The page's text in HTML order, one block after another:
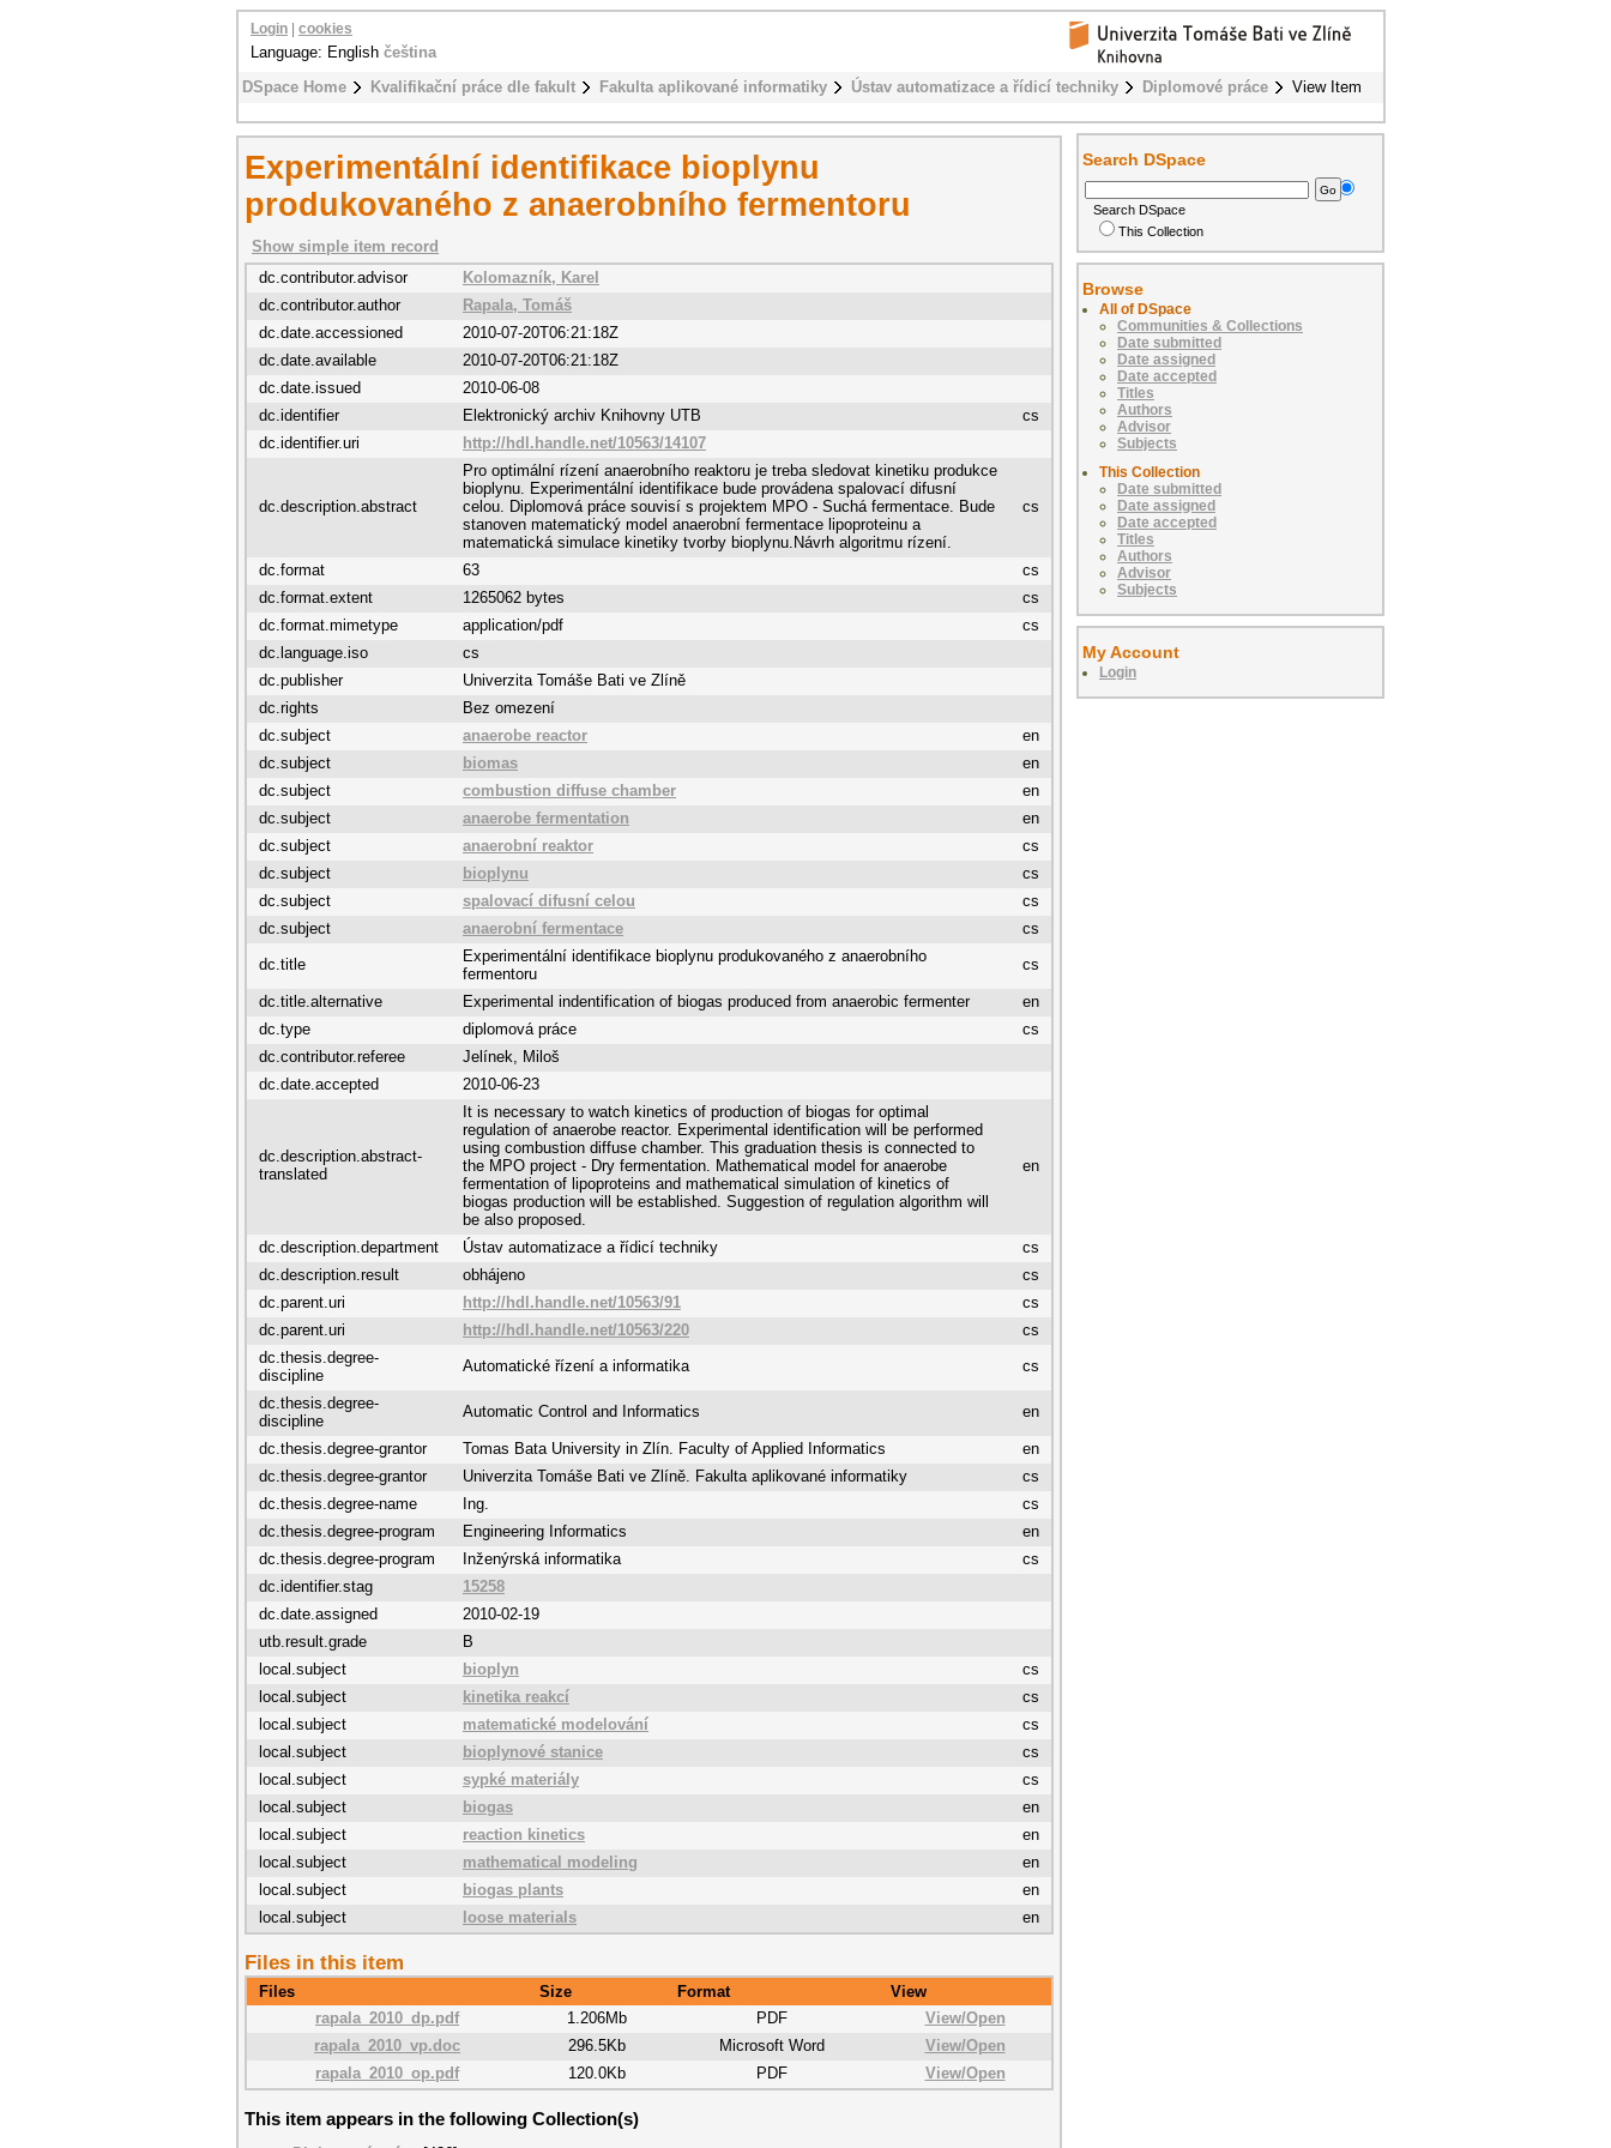
DSpace Home Kvalifikační práce dle fakult Fakulta aplikované informatiky Ústav automatizace a řídicí techniky Diplomové práce View Item
Login cookies
Language: English čeština
Experimentální identifikace bioplynu
produkovaného z anaerobního fermentoru
Show simple item record
dc.contributor.advisor
Kolomazník, Karel
dc.contributor.author
Rapala, Tomáš
dc.date.accessioned
2010-07-20T06:21:18Z
dc.date.available
2010-07-20T06:21:18Z
dc.date.issued
2010-06-08
dc.identifier
Elektronický archiv Knihovny UTB
cs
dc.identifier.uri
http://hdl.handle.net/10563/14107
dc.description.abstract
Pro optimální rízení anaerobního reaktoru je treba sledovat kinetiku produkce
bioplynu. Experimentální identifikace bude provádena spalovací difusní
celou. Diplomová práce souvisí s projektem MPO - Suchá fermentace. Bude
stanoven matematický model anaerobní fermentace lipoproteinu a
matematická simulace kinetiky tvorby bioplynu.Návrh algoritmu rízení.
cs
dc.format 63
cs
dc.format.extent
1265062 bytes
cs
dc.format.mimetype
application/pdf
cs
dc.language.iso
cs
dc.publisher
Univerzita Tomáše Bati ve Zlíně
dc.rights
Bez omezení
dc.subject
anaerobe reactor
en
dc.subject
biomas
en
dc.subject
combustion diffuse chamber
en
dc.subject
anaerobe fermentation
en
dc.subject
anaerobní reaktor
cs
dc.subject
bioplynu
cs
dc.subject
spalovací difusní celou
cs
dc.subject
anaerobní fermentace
cs
dc.title
Experimentální identifikace bioplynu produkovaného z anaerobního
fermentoru
cs
dc.title.alternative Experimental indentification of biogas produced from anaerobic fermenter
en
dc.type
diplomová práce
cs
dc.contributor.referee
Jelínek, Miloš
dc.date.accepted
2010-06-23
dc.description.abstract-
translated
It is necessary to watch kinetics of production of biogas for optimal
regulation of anaerobe reactor. Experimental identification will be performed
using combustion diffuse chamber. This graduation thesis is connected to
the MPO project - Dry fermentation. Mathematical model for anaerobe
fermentation of lipoproteins and mathematical simulation of kinetics of
biogas production will be established. Suggestion of regulation algorithm will
be also proposed.
en
dc.description.department Ústav automatizace a řídicí techniky
cs
dc.description.result
obhájeno
cs
dc.parent.uri
http://hdl.handle.net/10563/91
cs
dc.parent.uri
http://hdl.handle.net/10563/220
cs
dc.thesis.degree-
discipline
Automatické řízení a informatika cs
dc.thesis.degree-
discipline
Automatic Control and Informatics en
dc.thesis.degree-grantor Tomas Bata University in Zlín. Faculty of Applied Informatics
en
dc.thesis.degree-grantor
Univerzita Tomáše Bati ve Zlíně. Fakulta aplikované informatiky
cs
dc.thesis.degree-name
Ing.
cs
dc.thesis.degree-program
Engineering Informatics
en
dc.thesis.degree-program
Inženýrská informatika
cs
dc.identifier.stag
15258
dc.date.assigned
2010-02-19
utb.result.grade
B
local.subject
bioplyn
cs
local.subject
kinetika reakcí
cs
local.subject
matematické modelování
cs
local.subject
bioplynové stanice
cs
local.subject
sypké materiály
cs
local.subject
biogas
en
local.subject
reaction kinetics
en
local.subject
mathematical modeling
en
local.subject
biogas plants
en
local.subject
loose materials en
Files in this item
Files Size Format
View
rapala_2010_dp.pdf
1.206Mb PDF View/Open
rapala_2010_vp.doc
296.5Kb Microsoft Word View/Open
rapala_2010_op.pdf
120.0Kb PDF View/Open
This item appears in the following Collection(s)
Search DSpace
Search DSpace
This Collection
Browse
All of DSpace
Communities & Collections
Date submitted
Date assigned
Date accepted
Titles
Authors
Advisor
Subjects
This Collection
Date submitted
Date assigned
Date accepted
Titles
Authors
Advisor
Subjects
My Account
Login